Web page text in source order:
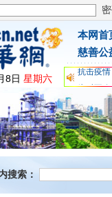
密
8日 星期六
本网首
慈善公
为时不
关爱儿童
抗击疫情
为时不
关爱儿
抗击疫
搜索：